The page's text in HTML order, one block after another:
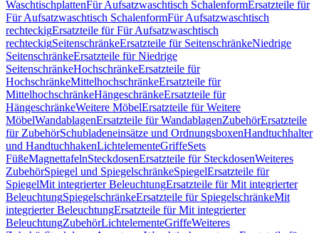
WaschtischplattenFür Aufsatzwaschtisch SchalenformErsatzteile für
Für Aufsatzwaschtisch SchalenformFür Aufsatzwaschtisch
rechteckigErsatzteile für Für Aufsatzwaschtisch
rechteckigSeitenschränkeErsatzteile für SeitenschränkeNiedrige
SeitenschränkeErsatzteile für Niedrige
SeitenschränkeHochschränkeErsatzteile für
HochschränkeMittelhochschränkeErsatzteile für
MittelhochschränkeHängeschränkeErsatzteile für
HängeschränkeWeitere MöbelErsatzteile für Weitere
MöbelWandablagenErsatzteile für WandablagenZubehörErsatzteile
für ZubehörSchubladeneinsätze und OrdnungsboxenHandtuchhalter
und HandtuchhakenLichtelementeGriffeSets
FüßeMagnettafelnSteckdosenErsatzteile für SteckdosenWeiteres
ZubehörSpiegel und SpiegelschränkeSpiegelErsatzteile für
SpiegelMit integrierter BeleuchtungErsatzteile für Mit integrierter
BeleuchtungSpiegelschränkeErsatzteile für SpiegelschränkeMit
integrierter BeleuchtungErsatzteile für Mit integrierter
BeleuchtungZubehörLichtelementeGriffeWeiteres